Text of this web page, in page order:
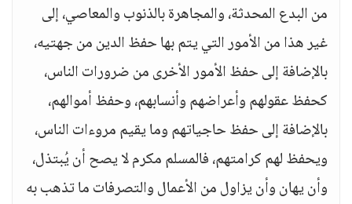
من البدع المحدثة، والمجاهرة بالذنوب والمعاصي، إلى
غير هذا من الأمور التي يتم بها حفظ الدين من جهتيه،
بالإضافة إلى حفظ الأمور الأخرى من ضرورات الناس،
كحفظ عقولهم وأعراضهم وأنسابهم، وحفظ أموالهم،
بالإضافة إلى حفظ حاجياتهم وما يقيم مروءات الناس،
ويحفظ لهم كرامتهم، فالمسلم مكرم لا يصح أن يُبتذل،
وأن يهان وأن يزاول من الأعمال والتصرفات ما تذهب به